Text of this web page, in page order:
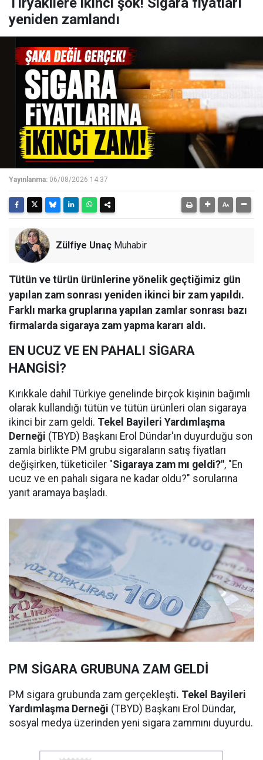
yeniden zamlandı
Yayınlanma: 06/08/2026 14:37
Zülfiye Unaç Muhabir
Tütün ve türün ürünlerine yönelik geçtiğimiz gün
yapılan zam sonrası yeniden ikinci bir zam yapıldı.
Farklı marka gruplarına yapılan zamlar sonrası bazı
firmalarda sigaraya zam yapma kararı aldı.
EN UCUZ VE EN PAHALI SİGARA
HANGİSİ?
Kırıkkale dahil Türkiye genelinde birçok kişinin bağımlı
olarak kullandığı tütün ve tütün ürünleri olan sigaraya
ikinci bir zam geldi. Tekel Bayileri Yardımlaşma
Derneği (TBYD) Başkanı Erol Dündar'ın duyurduğu son
zamla birlikte PM grubu sigaraların satış fiyatları
değişirken, tüketiciler "Sigaraya zam mı geldi?", "En
ucuz ve en pahalı sigara ne kadar oldu?" sorularına
yanıt aramaya başladı.
PM SİGARA GRUBUNA ZAM GELDİ
PM sigara grubunda zam gerçekleşti. Tekel Bayileri
Yardımlaşma Derneği (TBYD) Başkanı Erol Dündar,
sosyal medya üzerinden yeni sigara zammını duyurdu.